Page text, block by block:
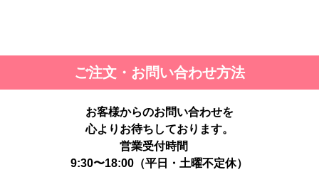
ご注文・お問い合わせ方法
お客様からのお問い合わせを
心よりお待ちしております。
営業受付時間
9:30〜18:00（平日・土曜不定休）